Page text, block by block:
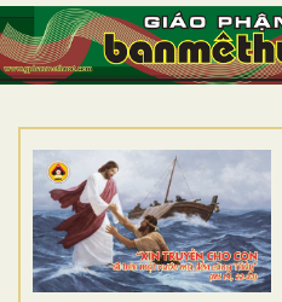
TRANG NHẤT
GIỚI THIỆU
DÒNG TU
BAN MỤC VỤ
ĐOÀN THỂ CG